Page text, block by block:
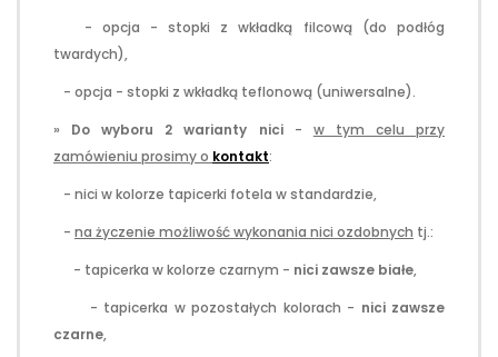
- opcja - stopki z wkładką filcową (do podłóg
twardych),
- opcja - stopki z wkładką teflonową (uniwersalne).
» Do wyboru 2 warianty nici- w tym celu przy
zamówieniu prosimy o kontakt:
- nici w kolorze tapicerki fotela w standardzie,
- na życzenie możliwość wykonania nici ozdobnych tj.:
- tapicerka w kolorze czarnym - nici zawsze białe,
- tapicerka w pozostałych kolorach - nici zawsze
czarne,